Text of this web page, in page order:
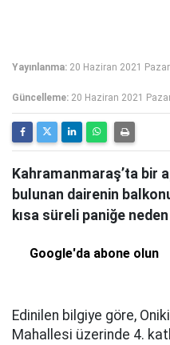
Yayınlanma: 20 Haziran 2021
Güncelleme: 20 Haziran 2021
Kahramanmaraş’ta bir
bulunan dairenin
kısa süreli paniğe
Google'da abone olun
Edinilen bilgiye göre,
Mahallesi üzerinde 4.